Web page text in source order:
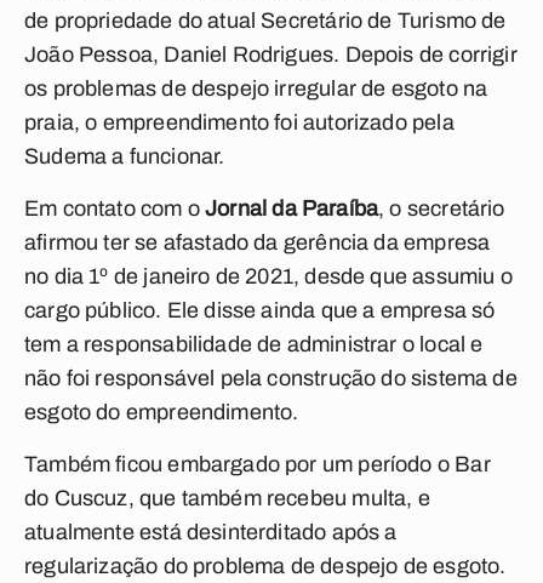
de propriedade do atual Secretário de Turismo de
João Pessoa, Daniel Rodrigues. Depois de corrigir
os problemas de despejo irregular de esgoto na
praia, o empreendimento foi autorizado pela
Sudema a funcionar.
Em contato com oJornal da Paraíba, o secretário
afirmou ter se afastado da gerência da empresa
no dia 1º de janeiro de 2021, desde que assumiu o
cargo público. Ele disse ainda que a empresa só
tem a responsabilidade de administrar o local e
não foi responsável pela construção do sistema de
esgoto do empreendimento.
Também ficou embargado por um período o Bar
do Cuscuz, que também recebeu multa, e
atualmente está desinterditado após a
regularização do problema de despejo de esgoto.